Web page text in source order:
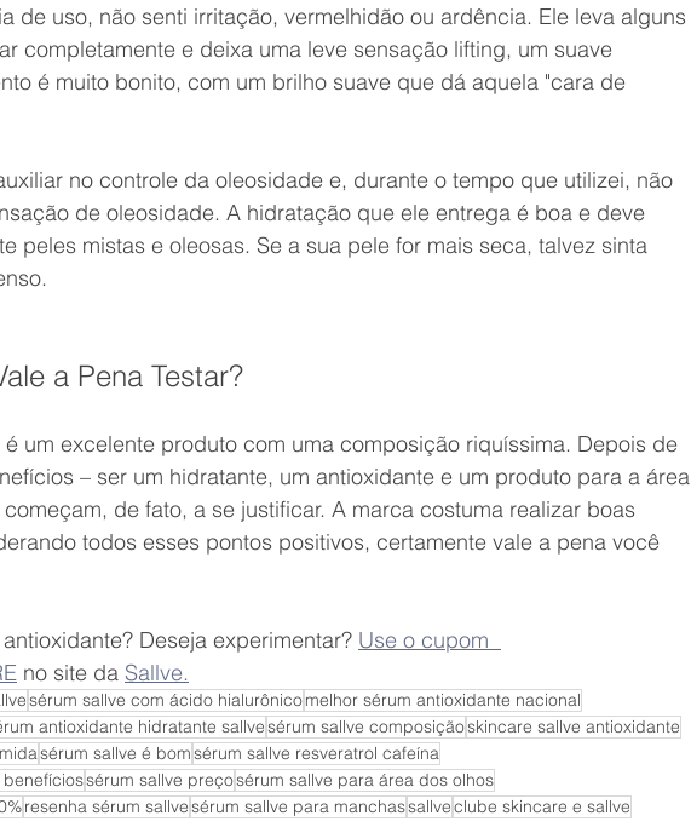
de uso, não senti irritação, vermelhidão ou ardência. Ele leva alguns
completamente e deixa uma leve sensação lifting, um suave
é muito bonito, com um brilho suave que dá aquela "cara de
no controle da oleosidade e, durante o tempo que utilizei, não
de oleosidade. A hidratação que ele entrega é boa e deve
peles mistas e oleosas. Se a sua pele for mais seca, talvez sinta
a Pena Testar?
um excelente produto com uma composição riquíssima. Depois de
– ser um hidratante, um antioxidante e um produto para a área
de fato, a se justificar. A marca costuma realizar boas
todos esses pontos positivos, certamente vale a pena você
Deseja experimentar? Use o cupom
no site da Sallve.
sérum sallve com ácido hialurônicomelhor sérum antioxidante nacional
antioxidante hidratante sallvesérum sallve composiçãoskincare sallve antioxidante
sérum sallve é bomsérum sallve resveratrol cafeína
sérum sallve preçosérum sallve para área dos olhos
resenha sérum sallvesérum sallve para manchassallveclube skincare e sallve